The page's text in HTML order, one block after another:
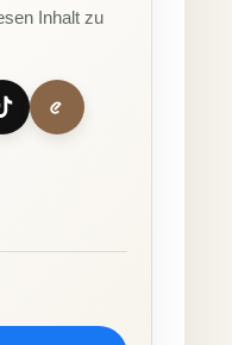
Inhalt zu